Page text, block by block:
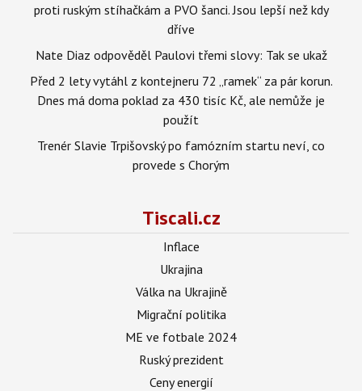
proti ruským stíhačkám a PVO šanci. Jsou lepší než kdy
dříve
Nate Diaz odpověděl Paulovi třemi slovy: Tak se ukaž
Před 2 lety vytáhl z kontejneru 72 „ramek“ za pár korun.
Dnes má doma poklad za 430 tisíc Kč, ale nemůže je
použít
Trenér Slavie Trpišovský po famózním startu neví, co
provede s Chorým
Tiscali.cz
Inflace
Ukrajina
Válka na Ukrajině
Migrační politika
ME ve fotbale 2024
Ruský prezident
Ceny energií